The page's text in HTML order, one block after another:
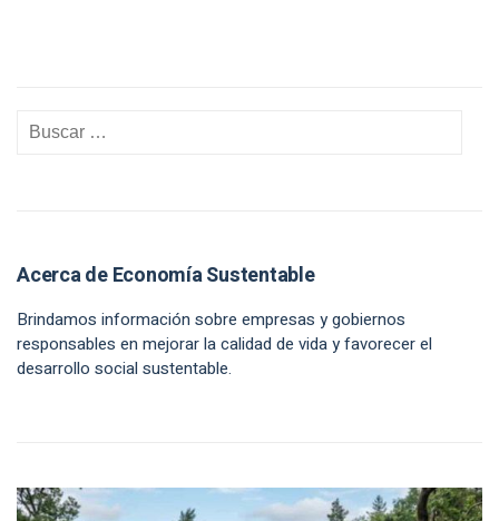
Acerca de Economía Sustentable
Brindamos información sobre empresas y gobiernos
responsables en mejorar la calidad de vida y favorecer el
desarrollo social sustentable.